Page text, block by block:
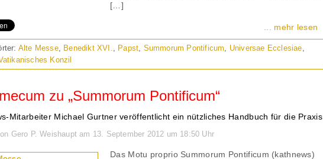
[…]
... mehr lesen
Alte Messe, Benedikt XVI., Papst, Summorum Pontificum, Universae Ecclesiae,
Konzil
zu „Summorum Pontificum“
Mitarbeiter Michael Gurtner veröffentlicht ein nützliches Handbuch für die Praxis.
Gero P. Weishaupt am 13. September 2012 um 18:50 Uhr
Das Motu proprio Summorum Pontificum (kathnews)